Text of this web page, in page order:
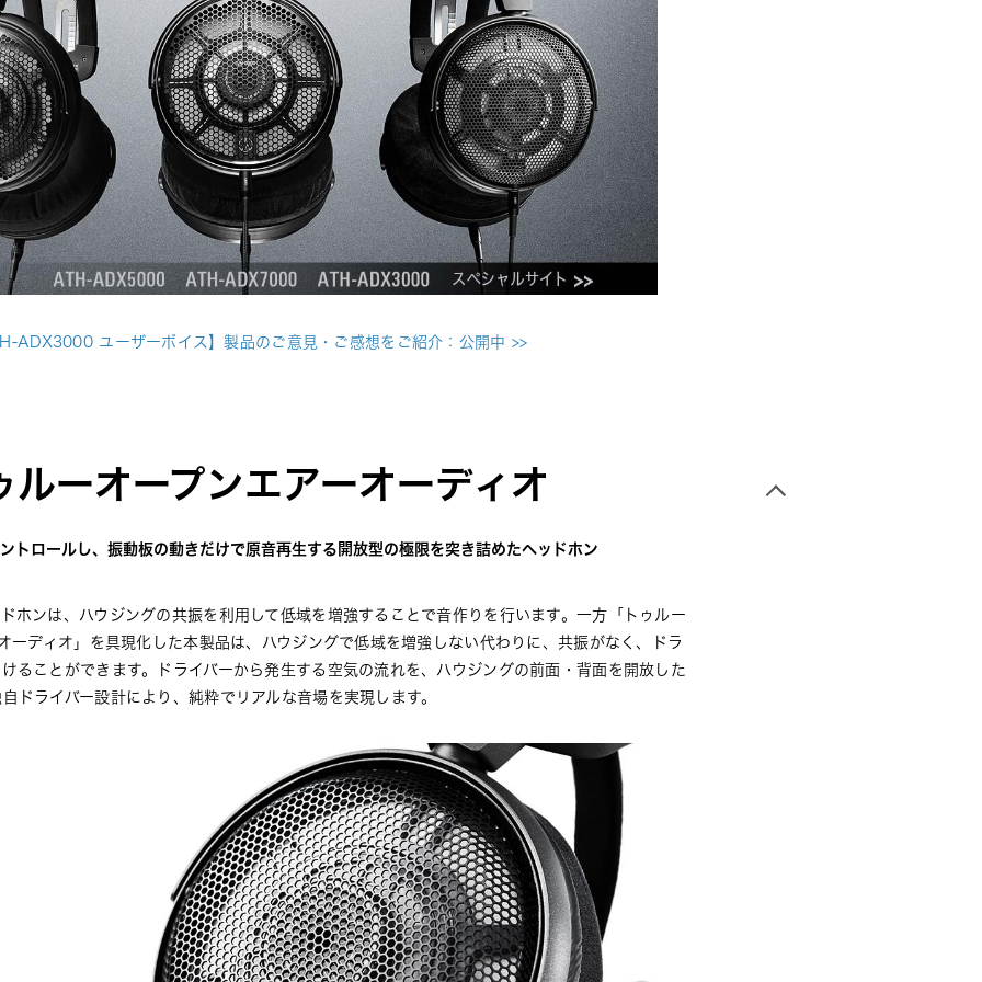
ADX3000 ユーザーボイス】製品のご意見・ご感想をご紹介：公開中 >>
ルーオープンエアーオーディオ
トロールし、振動板の動きだけで原音再生する開放型の極限を突き詰めたへッドホン
ホンは、ハウジングの共振を利用して低域を増強することで音作りを行います。一方「トゥルー
ーディオ」を具現化した本製品は、ハウジングで低域を増強しない代わりに、共振がなく、ドラ
ることができます。ドライバーから発生する空気の流れを、ハウジングの前面・背面を開放した
ドライバー設計により、純粋でリアルな音場を実現します。